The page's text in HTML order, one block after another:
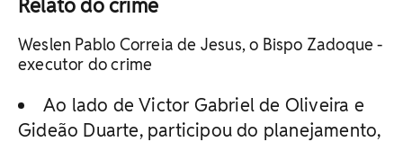
Relato do crime
Weslen Pablo Correia de Jesus, o Bispo Zadoque -
executor do crime
Ao lado de Victor Gabriel de Oliveira e
Gideão Duarte, participou do planejamento,